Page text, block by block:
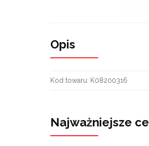
Opis
Kod towaru: K08200316
Najważniejsze